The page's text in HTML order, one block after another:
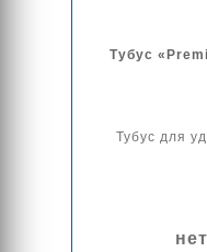
Тубус
Тубус для